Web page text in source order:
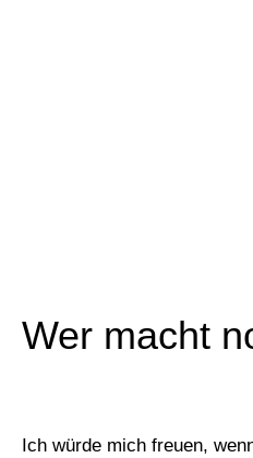
Wer macht
Ich würde mich freuen,